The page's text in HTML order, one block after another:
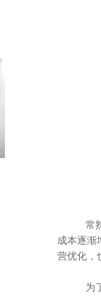
常熟城
成本逐渐
营优化，
为了应